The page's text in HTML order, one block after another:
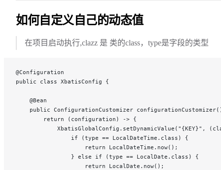
如何自定义自己的动态值
在项目启动执行,clazz 是 类的class，type是字段的类型
@Configuration
public class XbatisConfig {
    @Bean
public ConfigurationCustomizer
        return (configuration) -> {
XbatisGlobalConfig.setDynamicValue("{KEY}",
                if (type == LocalDateTime.class) {
                    return LocalDateTime.now();
                } else if (type == LocalDate.class) {
                    return LocalDate.now();